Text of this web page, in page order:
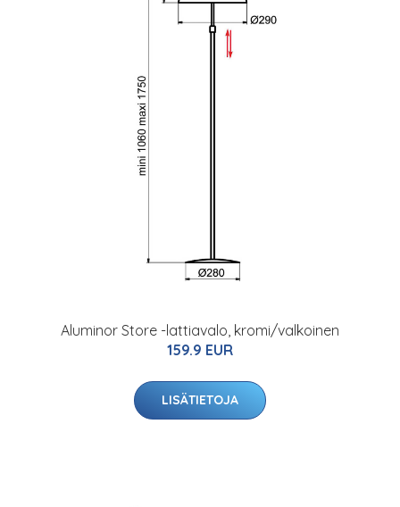
Aluminor Store -lattiavalo, kromi/valkoinen
159.9 EUR
LISÄTIETOJA